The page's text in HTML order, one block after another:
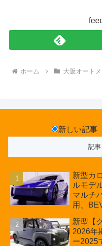
ホーム 大阪オート
新しい
新型カ
ルモデ
マルチ
用、
の採用
周年記
新型【
2026年
ー2025